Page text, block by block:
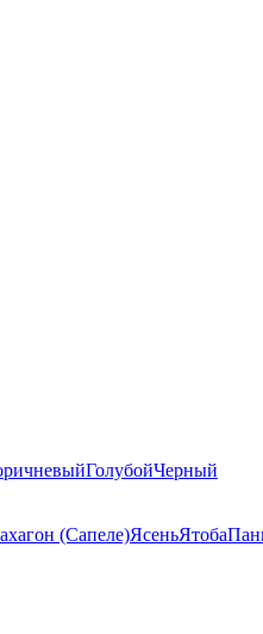
ГолубойЧерный
(Сапеле)ЯсеньЯтоба